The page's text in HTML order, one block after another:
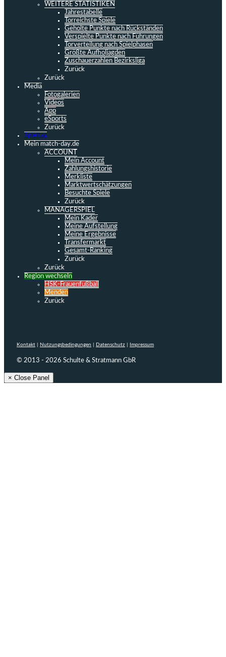
WEITERE STATISTIKEN
Jahrestabelle
Torreichste Spiele
Geholte Punkte nach Rückständen
Verspielte Punkte nach Führungen
Torverteilung nach Spielphasen
Größte Aufholjagden
Zuschauerzahlen Bezirksliga
Zurück
Zurück
Media
Fotogalerien
Videos
App
eSports
Zurück
Spieltag
Mein match-day.de
ACCOUNT
Mein Account
Zahlungshistorie
Merkliste
Marktwertschätzungen
Besuchte Spiele
Zurück
MANAGERSPIEL
Mein Kader
Meine Aufstellung
Meine Ergebnisse
Transfermarkt
Gesamt-Ranking
Zurück
Zurück
Region wechseln
HSK-Frauenfußball
Menden
Zurück
Kontakt Nutzungsbedingungen Datenschutz Impressum
© 2013 - 2026 Schulte & Stratmann GbR
× Close Panel